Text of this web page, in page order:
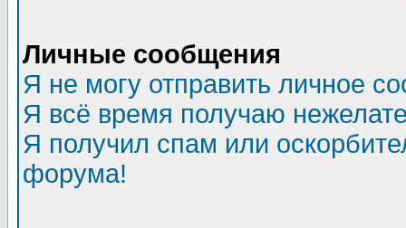
Личные сообщения
Я не могу отправить личное
Я всё время получаю
Я получил спам или
форума!